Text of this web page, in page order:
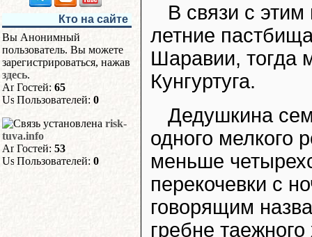
Кто на сайте
Вы Анонимный
пользователь. Вы можете
зарегистрироваться, нажав
здесь.
Гостей: 65
Пользователей: 0
risk-
tuva.info
Гостей: 53
Пользователей: 0
В связи с
летние
Шаравии, тогда
Кунгуртуга.
Дедушкина
одного мелкого
меньше
перекочевки с
говорящим
гребне